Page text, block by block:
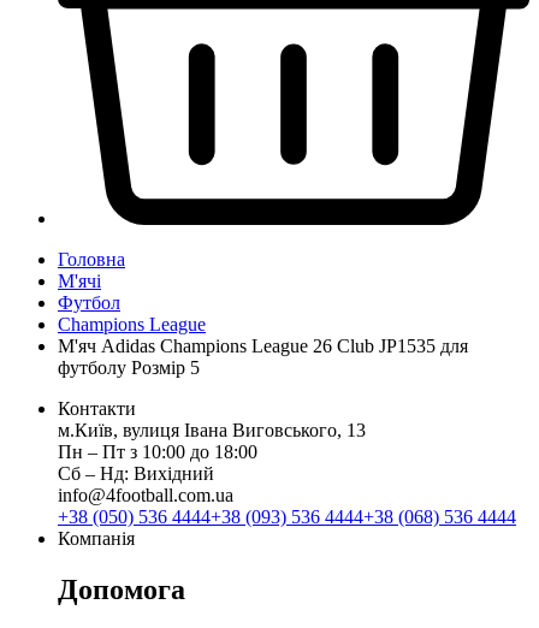
Головна
М'ячі
Футбол
Champions League
М'яч Adidas Champions League 26 Club JP1535 для
футболу Розмір 5
Контакти
м.Київ, вулиця Івана Виговського, 13
Пн ‒ Пт з 10:00 до 18:00
Сб ‒ Нд: Вихідний
info@4football.com.ua
+38 (050) 536 4444+38 (093) 536 4444+38 (068) 536 4444
Компанія
Допомога